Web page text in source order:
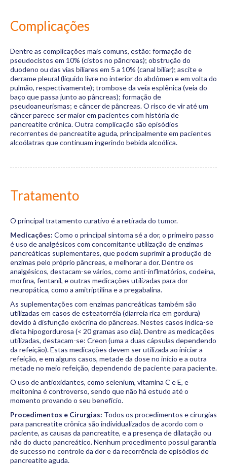
Complicações
Dentre as complicações mais comuns, estão: formação de
pseudocistos em 10% (cistos no pâncreas); obstrução do
duodeno ou das vias biliares em 5 a 10% (canal biliar); ascite e
derrame pleural (líquido livre no interior do abdômen e em volta do
pulmão, respectivamente); trombose da veia esplênica (veia do
baço que passa junto ao pâncreas); formação de
pseudoaneurismas; e câncer de pâncreas. O risco de vir até um
câncer parece ser maior em pacientes com história de
pancreatite crônica. Outra complicação são episódios
recorrentes de pancreatite aguda, principalmente em pacientes
alcoólatras que continuam ingerindo bebida alcoólica.
Tratamento
O principal tratamento curativo é a retirada do tumor.
Medicações: Como o principal sintoma sé a dor, o primeiro passo
é uso de analgésicos com concomitante utilização de enzimas
pancreáticas suplementares, que podem suprimir a produção de
enzimas pelo próprio pâncreas, e melhorar a dor. Dentre os
analgésicos, destacam-se vários, como anti-inflmatórios, codeína,
morfina, fentanil, e outras medicações utilizadas para dor
neuropática, como a amitriptilina e a pregabalina.
As suplementações com enzimas pancreáticas também são
utilizadas em casos de esteatorréia (diarreia rica em gordura)
devido à disfunção exócrina do pâncreas. Nestes casos indica-se
dieta hipogordurosa (< 20 gramas aso dia). Dentre as medicações
utilizadas, destacam-se: Creon (uma a duas cápsulas dependendo
da refeição). Estas medicações devem ser utilizada ao iniciar a
refeição, e em alguns casos, metade da dose no início e a outra
metade no meio refeição, dependendo de paciente para paciente.
O uso de antioxidantes, como selenium, vitamina C e E, e
meitonina é controverso, sendo que não há estudo até o
momento provando o seu benefício.
Procedimentos e Cirurgias: Todos os procedimentos e cirurgias
para pancreatite crônica são individualizados de acordo com o
paciente, as causas da pancreatite, e a presença de dilatação ou
não do ducto pancreático. Nenhum procedimento possui garantia
de sucesso no controle da dor e da recorrência de episódios de
pancreatite aguda.